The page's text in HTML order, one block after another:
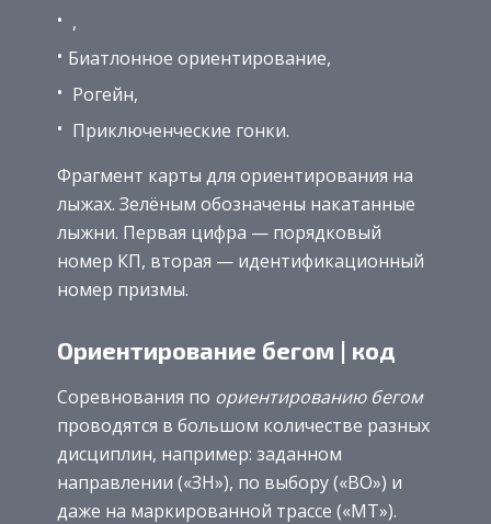
,
Биатлонное ориентирование,
Рогейн,
Приключенческие гонки.
Фрагмент карты для ориентирования на
лыжах. Зелёным обозначены накатанные
лыжни. Первая цифра — порядковый
номер КП, вторая — идентификационный
номер призмы.
Ориентирование бегом | код
Соревнования по ориентированию бегом
проводятся в большом количестве разных
дисциплин, например: заданном
направлении («ЗН»), по выбору («ВО») и
даже на маркированной трассе («МТ»).